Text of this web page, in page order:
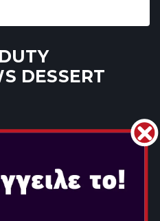
DESSERT
TWS προσφέρουν μια
ήχου με βαθιά μπάσα,
υψηλές. Απολαύστε μια
V5.3 Bluetooth® σε